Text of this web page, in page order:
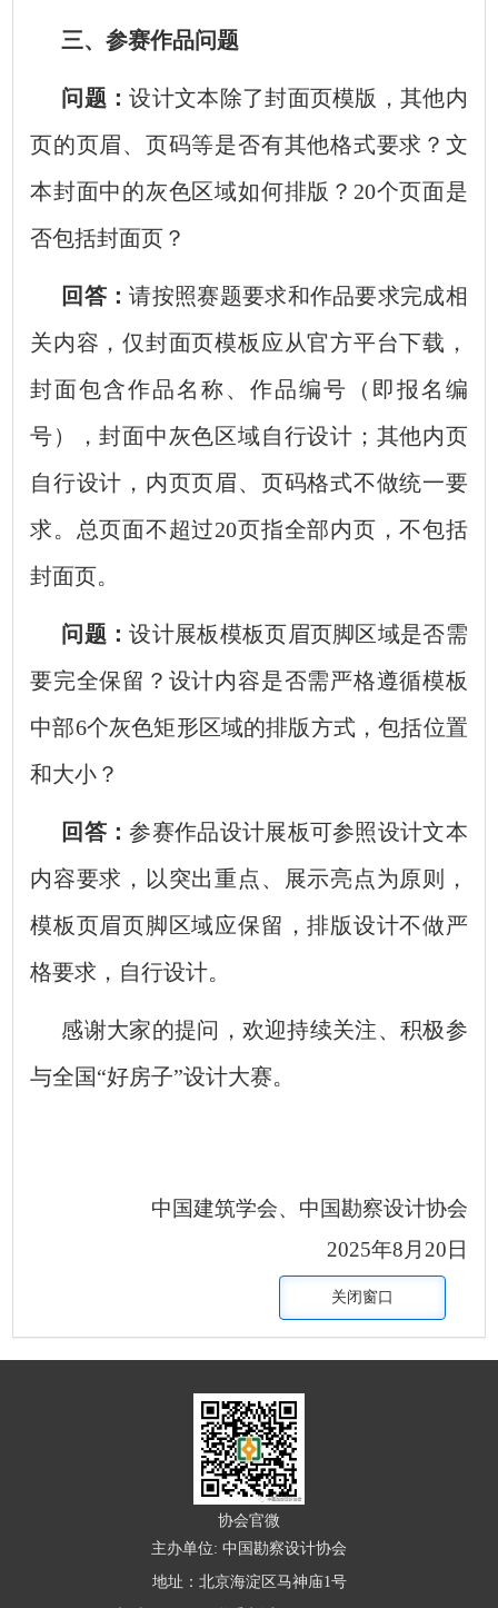
三、参赛作品问题
问题：设计文本除了封面页模版，其他内
页的页眉、页码等是否有其他格式要求？文
本封面中的灰色区域如何排版？20个页面是
否包括封面页？
回答：请按照赛题要求和作品要求完成相
关内容，仅封面页模板应从官方平台下载，
封面包含作品名称、作品编号（即报名编
号），封面中灰色区域自行设计；其他内页
自行设计，内页页眉、页码格式不做统一要
求。总页面不超过20页指全部内页，不包括
封面页。
问题：设计展板模板页眉页脚区域是否需
要完全保留？设计内容是否需严格遵循模板
中部6个灰色矩形区域的排版方式，包括位置
和大小？
回答：参赛作品设计展板可参照设计文本
内容要求，以突出重点、展示亮点为原则，
模板页眉页脚区域应保留，排版设计不做严
格要求，自行设计。
感谢大家的提问，欢迎持续关注、积极参
与全国“好房子”设计大赛。
中国建筑学会、中国勘察设计协会
2025年8月20日
关闭窗口
协会官微
主办单位: 中国勘察设计协会
地址：北京海淀区马神庙1号